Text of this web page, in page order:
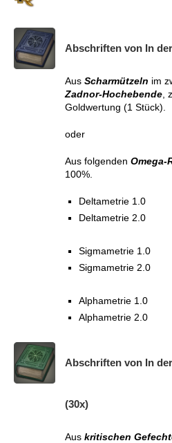
Abschriften von In
Aus Scharmützeln im
Zadnor-Hochebende ,
Goldwertung (1 Stück).
oder
Aus folgenden Omega-
100%.
Deltametrie 1.0
Deltametrie 2.0
Sigmametrie 1.0
Sigmametrie 2.0
Alphametrie 1.0
Alphametrie 2.0
Abschriften von In
(30x)
Aus kritischen